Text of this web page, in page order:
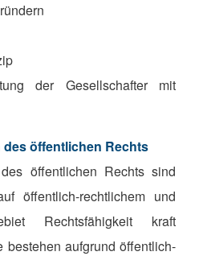
der Gesellschafter mit
öffentlichen Rechts
öffentlichen Rechts sind
öffentlich-rechtlichem und
Rechtsfähigkeit kraft
bestehen aufgrund öffentlich-